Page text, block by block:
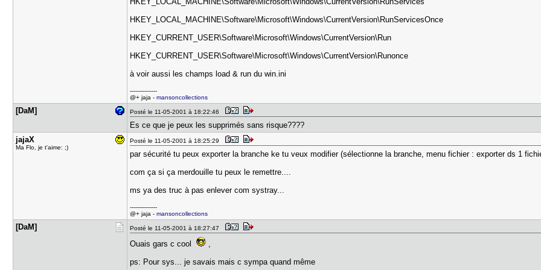
HKEY_LOCAL_MACHINE\Software\Microsoft\Windows\CurrentVersion\RunServicesOnce
HKEY_CURRENT_USER\Software\Microsoft\Windows\CurrentVersion\Run
HKEY_CURRENT_USER\Software\Microsoft\Windows\CurrentVersion\Runonce
à voir aussi les champs load & run du win.ini
---------------
@+ jaja -mansoncollections
[DaM] Posté le 11-05-2001 à 18:22:46
Es ce que je peux les supprimés sans risque????
jajaX
Ma Flo, je t'aime: ;)
Posté le 11-05-2001 à 18:25:29
par sécurité tu peux exporter la branche ke tu veux modifier (sélectionne la branche, menu fichier : exporter ds 1
com ça si ça merdouille tu peux le remettre....
ms ya des truc à pas enlever com systray...
---------------
@+ jaja -mansoncollections
[DaM] Posté le 11-05-2001 à 18:27:47
Ouais gars c cool
,
ps: Pour sys... je savais mais c sympa quand même